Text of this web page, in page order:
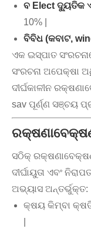
ବ Elect ଦ୍ୟୁତିକ
10% |
ବିବିଧ (କବାଟ,
ଏକ ଇସ୍ପାତ
ସଂରଚନା ଅପେକ୍ଷା
ଦୀର୍ଘକାଳୀନ
sav ପୂର୍ଣ୍ଣ ସଞ୍ଚୟ
ସଠିକ୍
ଦୀର୍ଘାୟୁତା ଏବଂ
ଅଭ୍ୟାସ ଅନ୍ତର୍ଭୁକ୍ତ:
କ୍ଷୟ କିମ୍ବା